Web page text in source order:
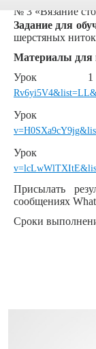
№ 3 «Вязание
Задание для
шерстяных
Материалы для
Присылать
сообщениях
Сроки